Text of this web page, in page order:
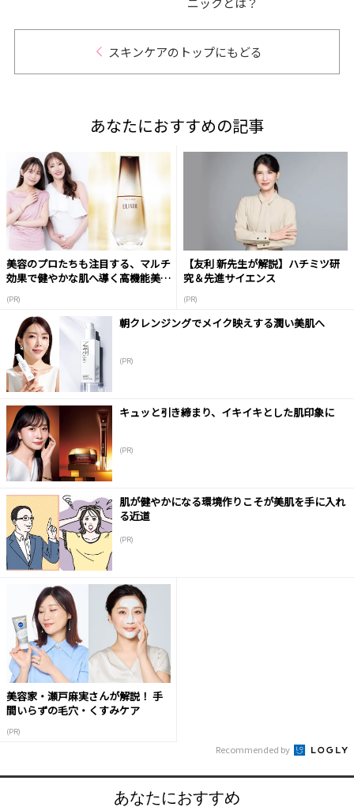
スキンケアのトップにもどる
あなたにおすすめの記事
美容のプロたちも注目する、マルチ
効果で健やかな肌へ導く高機能美容
(PR)
【友利 新先生が解説】ハチミツ研
究＆先進サイエンス
(PR)
朝クレンジングでメイク映えする潤い美肌へ
(PR)
キュッと引き締まり、イキイキとした肌印象に
(PR)
肌が健やかになる環境作りこそが美肌を手に入れ
る近道
(PR)
美容家・瀬戸麻実さんが解説！ 手
間いらずの毛穴・くすみケア
(PR)
Recommended by
あなたにおすすめ